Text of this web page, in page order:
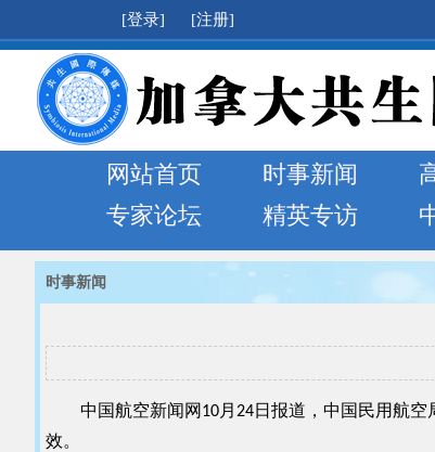
[登录] [注册]
网站首页 时事新闻
专家论坛
精英专访
时事新闻
中国航空新闻网10月24日报道，中国民用航
效。